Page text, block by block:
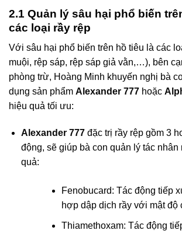
2.1 Quản lý sâu hại phổ biến
các loại rầy rệp
Với sâu hại phổ biến trên hồ tiêu là các
muội, rệp sáp, rệp sáp giả vằn,…), bên
phòng trừ, Hoàng Minh khuyến nghị bà
dụng sản phẩm Alexander 777 hoặc
hiệu quả tối ưu:
Alexander 777đặc trị rầy rệp gồm 3
động, sẽ giúp bà con quản lý tác nhân
quả:
Fenobucard: Tác động tiếp
hợp dập dịch rầy với mật độ
Thiamethoxam: Tác động